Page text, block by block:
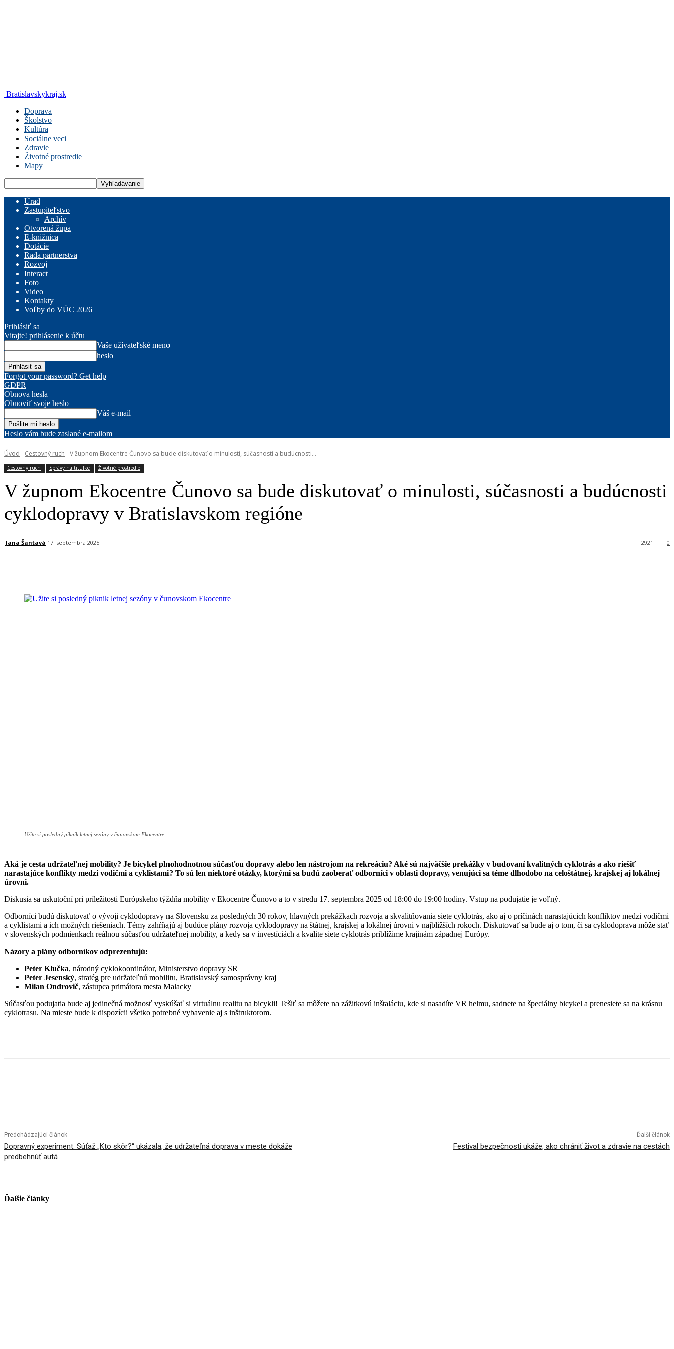
Bratislavskykraj.sk
Doprava
Školstvo
Kultúra
Sociálne veci
Zdravie
Životné prostredie
Mapy
Úrad
Zastupiteľstvo
Archív
Otvorená župa
E-knižnica
Dotácie
Rada partnerstva
Rozvoj
Interact
Foto
Video
Kontakty
Voľby do VÚC 2026
Prihlásiť sa
Vitajte! prihlásenie k účtu
Vaše užívateľské meno
heslo
Forgot your password? Get help
GDPR
Obnova hesla
Obnoviť svoje heslo
Váš e-mail
Heslo vám bude zaslané e-mailom
Úvod Cestovný ruch V župnom Ekocentre Čunovo sa bude diskutovať o minulosti, súčasnosti a budúcnosti...
Cestovný ruch Správy na titulke Životné prostredie
V župnom Ekocentre Čunovo sa bude diskutovať o minulosti, súčasnosti a budúcnosti
cyklodopravy v Bratislavskom regióne
Jana Šantavá 17. septembra 2025 0
2921
Užite si posledný piknik letnej sezóny v čunovskom Ekocentre
Aká je cesta udržateľnej mobility? Je bicykel plnohodnotnou súčasťou dopravy alebo len nástrojom na rekreáciu? Aké sú najväčšie prekážky v budovaní kvalitných cyklotrás a ako riešiť
narastajúce konflikty medzi vodičmi a cyklistami? To sú len niektoré otázky, ktorými sa budú zaoberať odborníci v oblasti dopravy, venujúci sa téme dlhodobo na celoštátnej, krajskej aj lokálnej
úrovni.
Diskusia sa uskutoční pri príležitosti Európskeho týždňa mobility v Ekocentre Čunovo a to v stredu 17. septembra 2025 od 18:00 do 19:00 hodiny. Vstup na podujatie je voľný.
Odborníci budú diskutovať o vývoji cyklodopravy na Slovensku za posledných 30 rokov, hlavných prekážkach rozvoja a skvalitňovania siete cyklotrás, ako aj o príčinách narastajúcich konfliktov medzi vodičmi
a cyklistami a ich možných riešeniach. Témy zahŕňajú aj budúce plány rozvoja cyklodopravy na štátnej, krajskej a lokálnej úrovni v najbližších rokoch. Diskutovať sa bude aj o tom, či sa cyklodoprava môže stať
v slovenských podmienkach reálnou súčasťou udržateľnej mobility, a kedy sa v investíciách a kvalite siete cyklotrás priblížime krajinám západnej Európy.
Názory a plány odborníkov odprezentujú:
Peter Klučka, národný cyklokoordinátor, Ministerstvo dopravy SR
Peter Jesenský, stratég pre udržateľnú mobilitu, Bratislavský samosprávny kraj
Milan Ondrovič, zástupca primátora mesta Malacky
Súčasťou podujatia bude aj jedinečná možnosť vyskúšať si virtuálnu realitu na bicykli! Tešiť sa môžete na zážitkovú inštaláciu, kde si nasadíte VR helmu, sadnete na špeciálny bicykel a prenesiete sa na krásnu
cyklotrasu. Na mieste bude k dispozícii všetko potrebné vybavenie aj s inštruktorom.
Predchádzajúci článok
Dopravný experiment: Súťaž „Kto skôr?“ ukázala, že udržateľná doprava v meste dokáže
predbehnúť autá
Ďalší článok
Festival bezpečnosti ukáže, ako chrániť život a zdravie na cestách
Ďalšie články